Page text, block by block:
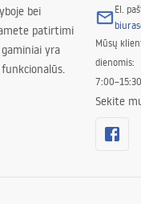
bei
patirtimi
yra
El.
Mūsų
dienomis:
7:00–15:30
Sekite